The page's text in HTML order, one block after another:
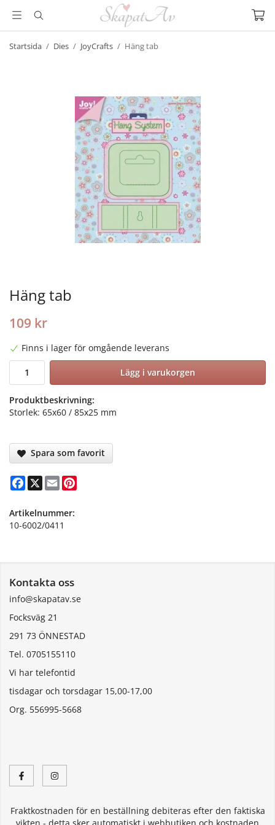
Startsida / Dies / JoyCrafts / Häng tab
Häng tab
109 kr
Finns i lager för omgående leverans
Lägg i varukorgen
Produktbeskrivning:
Storlek: 65x60 / 85x25 mm
Spara som favorit
Facebook
X Email
Artikelnummer:
10-6002/0411
Kontakta oss
info@skapatav.se
Focksväg 21
291 73 ÖNNESTAD
Tel. 0705155110
Vi har telefontid
tisdagar och torsdagar 15,00-17,00
Org. 556995-5668
Fraktkostnaden för en beställning debiteras efter den faktiska